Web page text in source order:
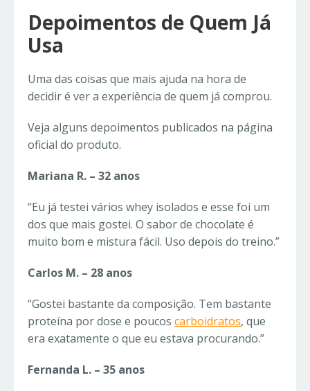
Depoimentos de Quem Já
Usa
Uma das coisas que mais ajuda na hora de
decidir é ver a experiência de quem já comprou.
Veja alguns depoimentos publicados na página
oficial do produto.
Mariana R. – 32 anos
“Eu já testei vários whey isolados e esse foi um
dos que mais gostei. O sabor de chocolate é
muito bom e mistura fácil. Uso depois do treino.”
Carlos M. – 28 anos
“Gostei bastante da composição. Tem bastante
proteína por dose e poucos carboidratos, que
era exatamente o que eu estava procurando.”
Fernanda L. – 35 anos